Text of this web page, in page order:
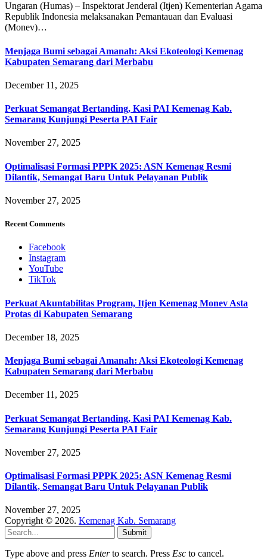
Ungaran (Humas) – Inspektorat Jenderal (Itjen) Kementerian Agama
Republik Indonesia melaksanakan Pemantauan dan Evaluasi
(Monev)…
Menjaga Bumi sebagai Amanah: Aksi Ekoteologi Kemenag
Kabupaten Semarang dari Merbabu
December 11, 2025
Perkuat Semangat Bertanding, Kasi PAI Kemenag Kab.
Semarang Kunjungi Peserta PAI Fair
November 27, 2025
Optimalisasi Formasi PPPK 2025: ASN Kemenag Resmi
Dilantik, Semangat Baru Untuk Pelayanan Publik
November 27, 2025
Recent Comments
Facebook
Instagram
YouTube
TikTok
Perkuat Akuntabilitas Program, Itjen Kemenag Monev Asta
Protas di Kabupaten Semarang
December 18, 2025
Menjaga Bumi sebagai Amanah: Aksi Ekoteologi Kemenag
Kabupaten Semarang dari Merbabu
December 11, 2025
Perkuat Semangat Bertanding, Kasi PAI Kemenag Kab.
Semarang Kunjungi Peserta PAI Fair
November 27, 2025
Optimalisasi Formasi PPPK 2025: ASN Kemenag Resmi
Dilantik, Semangat Baru Untuk Pelayanan Publik
November 27, 2025
Copyright © 2026. Kemenag Kab. Semarang
Submit
Type above and press Enterto search. Press Esc to cancel.